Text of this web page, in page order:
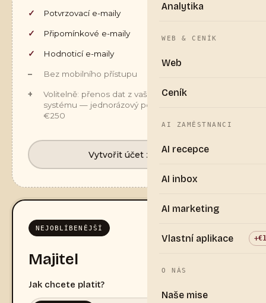
Analytika
WEB & CENÍK
Web
Ceník
AI ZAMĚSTNANCI
AI recepce
AI inbox
AI marketing
Vlastní aplikace
O NÁS
Naše mise
Potvrzovací e-maily
Připomínkové e-maily
Hodnoticí e-maily
Bez mobilního přístupu
Volitelně: přenos dat z vašeho stávajícího
systému — jednorázový počáteční poplatek
€250
Vytvořit účet zdarma
NEJOBLÍBENĚJŠÍ
Majitel
Jak chcete platit?